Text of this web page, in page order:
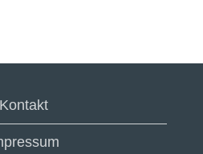
Kontakt